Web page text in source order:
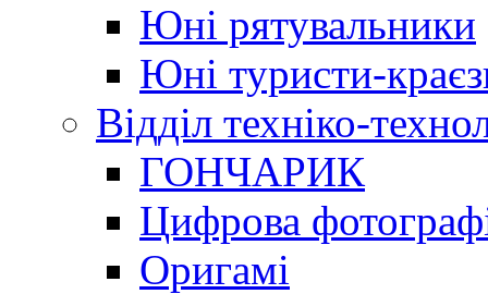
Юні рятувальники
Юні туристи-
Відділ техніко-
ГОНЧАРИК
Цифрова
Оригамі